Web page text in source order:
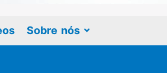
Sobre nós